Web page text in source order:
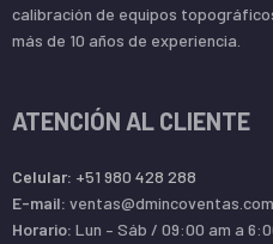
calibración de equipos
más de 10 años de experiencia.
ATENCIÓN AL CLIENTE
Celular: +51 980 428 288
E-mail: ventas@dmincoventas.com
Horario: Lun – Sáb / 09:00 am a